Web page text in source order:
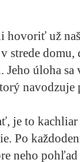
hovoriť už
strede domu,
úloha
je to
Po
neho